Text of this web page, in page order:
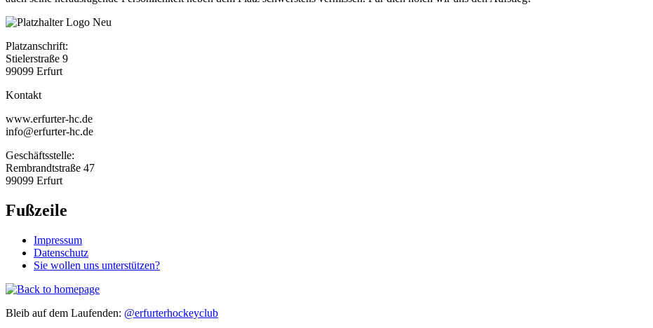
Platzanschrift:
Stielerstraße 9
99099 Erfurt
Kontakt
www.erfurter-hc.de
info@erfurter-hc.de
Geschäftsstelle:
Rembrandtstraße 47
99099 Erfurt
Fußzeile
Impressum
Datenschutz
Sie wollen uns unterstützen?
Bleib auf dem Laufenden: @erfurterhockeyclub